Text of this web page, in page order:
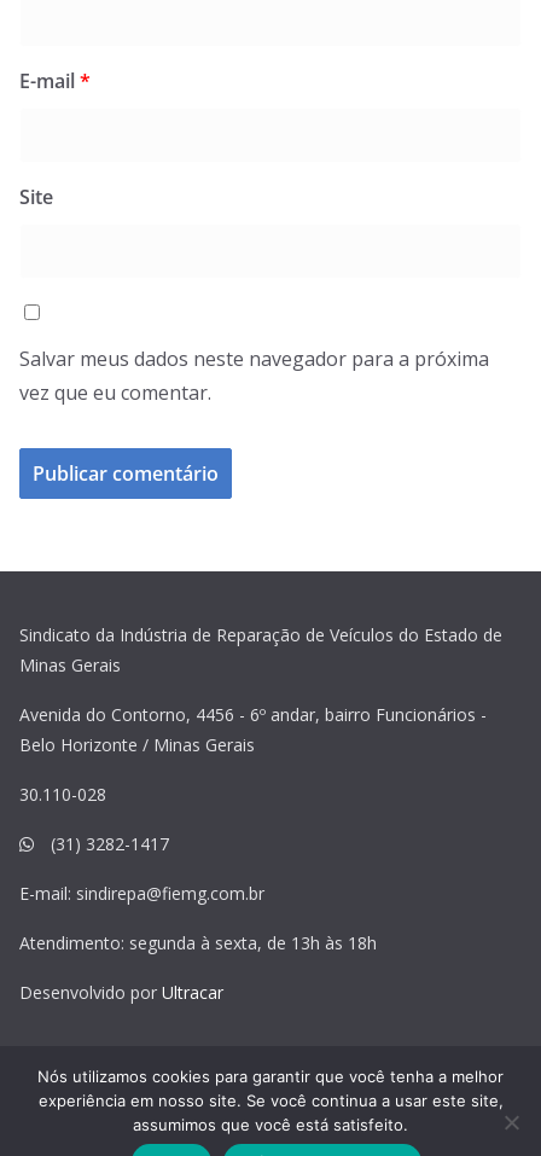
E-mail*
Site
Salvar meus dados neste navegador para a próxima
vez que eu comentar.
Sindicato da Indústria de Reparação de Veículos do Estado de
Minas Gerais
Avenida do Contorno, 4456 - 6º andar, bairro Funcionários -
Belo Horizonte / Minas Gerais
30.110-028
(31) 3282-1417
E-mail: sindirepa@fiemg.com.br
Atendimento: segunda à sexta, de 13h às 18h
Desenvolvido por Ultracar
Copyright © 2026Sindirepa MG. Todos os direitos reservados.
Nós utilizamos cookies para garantir que você tenha a melhor
experiência em nosso site. Se você continua a usar este site,
assumimos que você está satisfeito.